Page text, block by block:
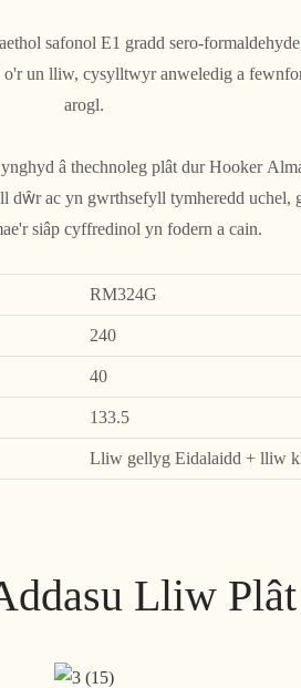
safonol E1 gradd sero-
un lliw, cysylltwyr anweledig a
arogl.
â thechnoleg plât dur Hooker
dŵr ac yn gwrthsefyll tymheredd
siâp cyffredinol yn fodern a cain.
RM324G
240
40
133.5
Lliw gellyg Eidalaidd + lliw
Lliw Plât